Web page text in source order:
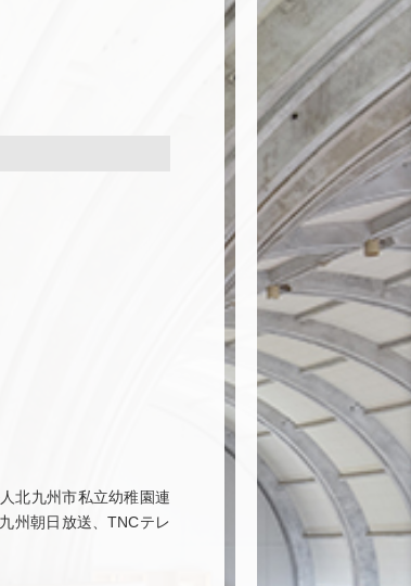
北九州市私立幼稚園連
州朝日放送、TNCテレ